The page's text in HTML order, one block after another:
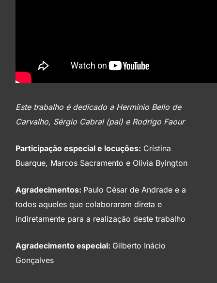
Este trabalho é dedicado a Herminio Bello de
Carvalho, Sérgio Cabral (pai) e Rodrigo Faour
Participação especial e locuções: Cristina
Buarque, Marcos Sacramento e Olivia Byington
Agradecimentos: Paulo César de Andrade e a
todos aqueles que colaboraram direta e
indiretamente para a realização deste trabalho
Agradecimento especial: Gilberto Inácio
Gonçalves